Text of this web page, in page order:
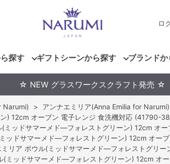
ロ
探す ギフトシーンから探す ブランド
☆ NEW グラスワークスクラフト発売 ☆
Narumi) >
アンナエミリア(Anna Emilia for
) 12cm オーブン 電子レンジ 食洗機対応 (41790-
(ミッドサマーメド―フォレストグリーン) 12cm オ
ッドサマーメド―フォレストグリーン) 12cm オー
ミリア ボウル(ミッドサマーメド―フォレストグリ
(ミッドサマーメド―フォレストグリーン) 12cm オ